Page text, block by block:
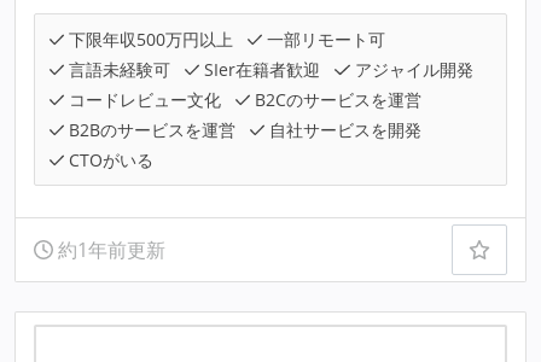
下限年収500万円以上
一部リモート可
言語未経験可
SIer在籍者歓迎
アジャイル開発
コードレビュー文化
B2Cのサービスを運営
B2Bのサービスを運営
自社サービスを開発
CTOがいる
約1年前更新